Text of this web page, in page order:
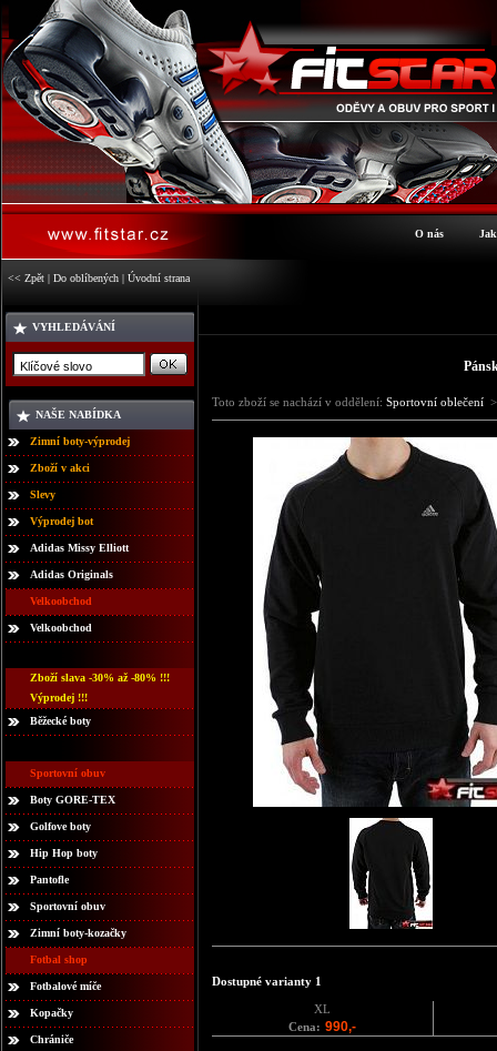
O nás
<< Zpět | Do oblíbených | Úvodní strana
VYHLEDÁVÁNÍ
NAŠE NABÍDKA
Zimní boty-výprodej
Zboží v akci
Slevy
Výprodej bot
Adidas Missy Elliott
Adidas Originals
Velkoobchod
Velkoobchod
Zboží slava -30% až -80% !!!
Výprodej !!!
Běžecké boty
Sportovní obuv
Boty GORE-TEX
Golfove boty
Hip Hop boty
Pantofle
Sportovní obuv
Zimní boty-kozačky
Fotbal shop
Fotbalové míče
Kopačky
Chrániče
Toto zboží se nachází v oddělení: Sportovní oblečení
Dostupné varianty 1
XL
Cena: 990,-